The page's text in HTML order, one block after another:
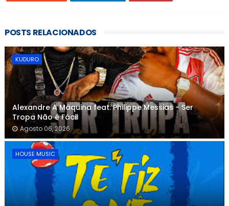
POSTS RELACIONADOS
KUDURO
Alexandre A Máquina feat. Philippe Messias - Ser
Tropa Não é Fácil
Agosto 06, 2026
HOUSE MUSIC